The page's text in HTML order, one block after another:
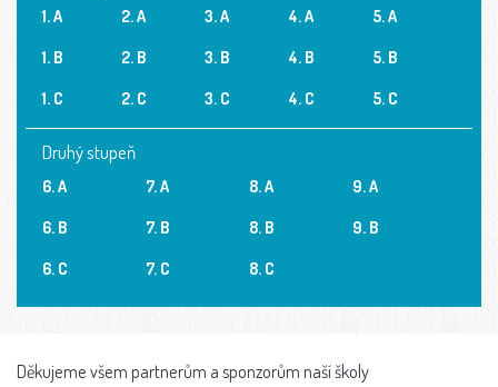
1. A
1. B
1. C
2. A
2. B
2. C
3. A
3. B
3. C
4. A
4. B
4. C
5. A
5. B
5. C
Druhý stupeň
6. A
6. B
6. C
7. A
7. B
7. C
8. A
8. B
8. C
9. A
9. B
Děkujeme všem partnerům a sponzorům naší školy